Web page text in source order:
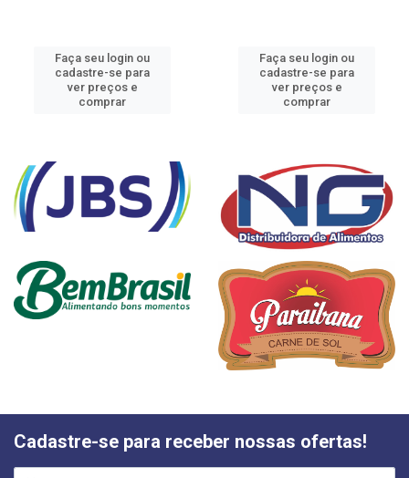
Faça seu login ou
cadastre-se para
ver preços e
comprar
Faça seu login ou
cadastre-se para
ver preços e
comprar
Cadastre-se para receber nossas ofertas!